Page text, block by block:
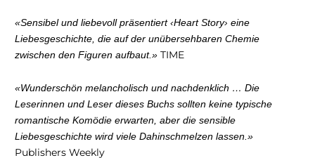
«Sensibel und liebevoll präsentiert‹Heart Story› eine
Liebesgeschichte, die auf der unübersehbaren Chemie
zwischen den Figuren aufbaut.» TIME
«Wunderschön melancholisch und nachdenklich … Die
Leserinnen und Leser dieses Buchs sollten keine typische
romantische Komödie erwarten, aber die sensible
Liebesgeschichte wird viele Dahinschmelzen lassen. »
Publishers Weekly